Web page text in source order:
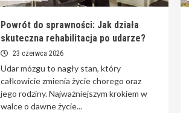
Powrót do sprawności: Jak działa
skuteczna rehabilitacja po udarze?
23 czerwca 2026
Udar mózgu to nagły stan, który
całkowicie zmienia życie chorego oraz
jego rodziny. Najważniejszym krokiem w
walce o dawne życie...